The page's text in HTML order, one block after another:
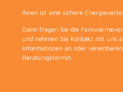
Ihnen ist eine sichere
Dann fragen Sie die
und nehmen Sie Kontakt mit uns
Informationen an oder
Beratungstermin.